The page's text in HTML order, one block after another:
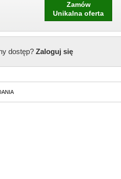
Zamów
Unikalna oferta
dostęp?Zaloguj się